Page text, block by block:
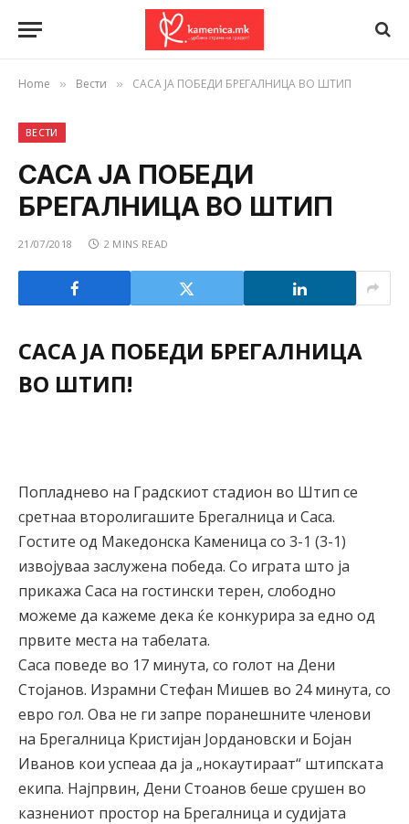
Home » Вести » САСА ЈА ПОБЕДИ БРЕГАЛНИЦА ВО ШТИП
ВЕСТИ
САСА ЈА ПОБЕДИ
БРЕГАЛНИЦА ВО ШТИП
21/07/2018 2 MINS READ
САСА ЈА ПОБЕДИ БРЕГАЛНИЦА
ВО ШТИП!
Попладнево на Градскиот стадион во Штип се
сретнаа второлигашите Брегалница и Саса.
Гостите од Македонска Каменица со 3-1 (3-1)
извојуваа заслужена победа. Со играта што ја
прикажа Саса на гостински терен, слободно
можеме да кажеме дека ќе конкурира за едно од
првите места на табелата.
Саса поведе во 17 минута, со голот на Дени
Стојанов. Израмни Стефан Мишев во 24 минута, со
евро гол. Ова не ги запре поранешните членови
на Брегалница Кристијан Јордановски и Бојан
Иванов кои успеаа да ја „нокаутираат“ штипската
екипа. Најпрвин, Дени Стоанов беше срушен во
казнениот простор на Брегалница и судијата